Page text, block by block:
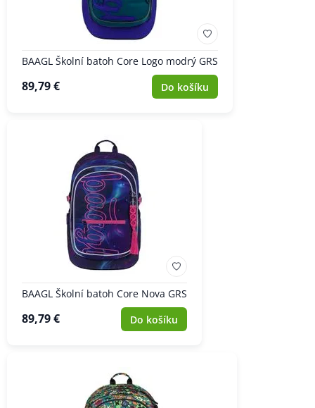
BAAGL Školní batoh Core Logo modrý GRS
89,79 € Do košíku
BAAGL Školní batoh Core Nova GRS
89,79 € Do košíku